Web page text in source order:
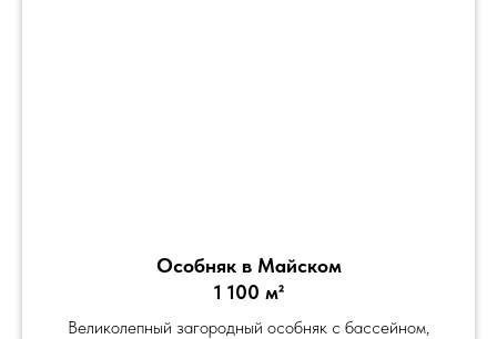
Особняк в Майском
1 100 м²
Великолепный загородный особняк с бассейном,